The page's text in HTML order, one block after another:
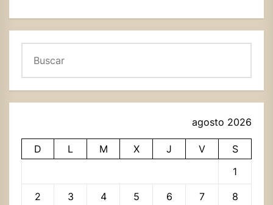
agosto 2026
D L M X J V
S
1
2 3 4 5 6 7 8